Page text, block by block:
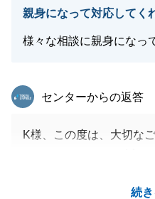
親身になって対応してく
様々な相談に親身になっ
続
東急リバブル
センターからの返答
K様、この度は、大切な